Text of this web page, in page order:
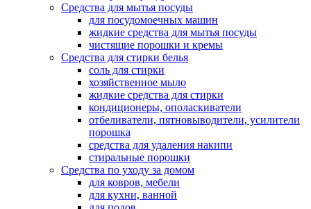
Средства для мытья посуды
для посудомоечных машин
жидкие средства для мытья посуды
чистящие порошки и кремы
Средства для стирки белья
соль для стирки
хозяйственное мыло
жидкие средства для стирки
кондиционеры, ополаскиватели
отбеливатели, пятновыводители, усилители
порошка
средства для удаления накипи
стиральные порошки
Средства по уходу за домом
для ковров, мебели
для кухни, ванной